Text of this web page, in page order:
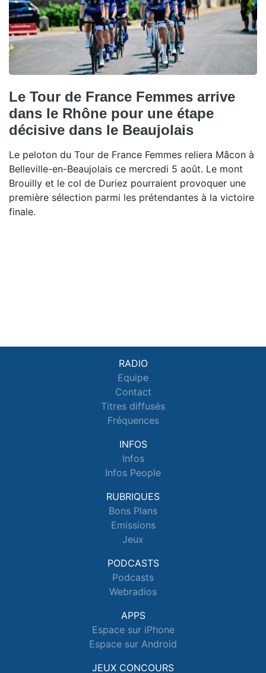
Le Tour de France Femmes arrive
dans le Rhône pour une étape
décisive dans le Beaujolais
Le peloton du Tour de France Femmes reliera Mâcon à
Belleville-en-Beaujolais ce mercredi 5 août. Le mont
Brouilly et le col de Duriez pourraient provoquer une
première sélection parmi les prétendantes à la victoire
finale.
RADIO
Equipe
Contact
Titres diffusés
Fréquences
INFOS
Infos
Infos People
RUBRIQUES
Bons Plans
Emissions
Jeux
PODCASTS
Podcasts
Webradios
APPS
Espace sur iPhone
Espace sur Android
JEUX CONCOURS